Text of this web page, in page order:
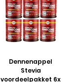
Dennenappel
Stevia
voordeelpakket 6x